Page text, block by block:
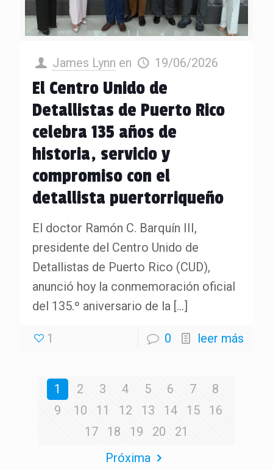
James Lynn en 19/06/2026
El Centro Unido de
Detallistas de Puerto Rico
celebra 135 años de
historia, servicio y
compromiso con el
detallista puertorriqueño
El doctor Ramón C. Barquín III,
presidente del Centro Unido de
Detallistas de Puerto Rico (CUD),
anunció hoy la conmemoración oficial
del 135.º aniversario de la […]
1 0 leer más
1 2 3 4 5 6 7
8
9
10 11 12 13 14 15
16
17
18 19 20
21
Próxima